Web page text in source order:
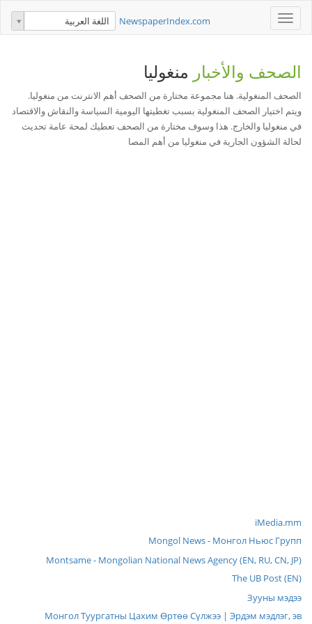
Toggle
navigation
NewspaperIndex.com اللغة العربية
الصحف والأخبار منغوليا
الصحف المنغولية. هنا مجموعة مختارة من الصحف أهم الانترنت من منغوليا.
ويتم اختيار الصحف المنغولية بسبب تغطيتها اليومية السياسة والنقاش والاقتصاد
في منغوليا والخارج. هذا وسوف مختارة من الصحف تعطيك لمحة عامة تحديث
لحالة الشؤون الجارية في منغوليا من أهم المصا
iMedia.mm
Mongol News - Монгол Ньюс Групп
Montsame - Mongolian National News Agency (EN, RU, CN, JP)
The UB Post (EN)
Зууны мэдээ
Монгол Туургатны Цахим Өртөө Сүлжээ | Эрдэм мэдлэг, эв